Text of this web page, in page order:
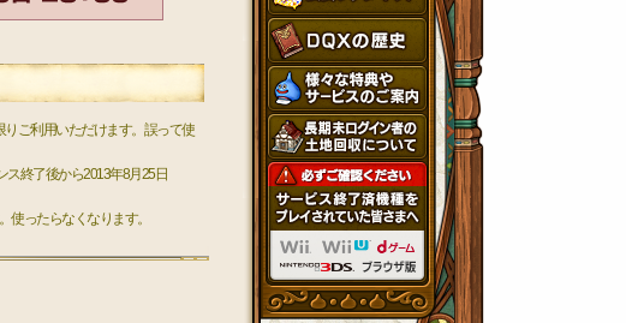
ご利用いただけます。誤って使
終了後から2013年8月25日
ったらなくなります。